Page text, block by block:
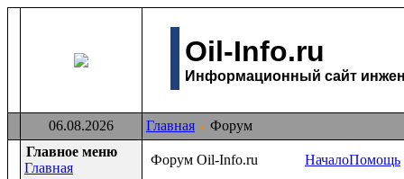
Oil-Info.ru
Информационный сайт
06.08.2026 Главная
Форум
Главное меню
Главная
Форум Oil-Info.ru НачалоПомощь